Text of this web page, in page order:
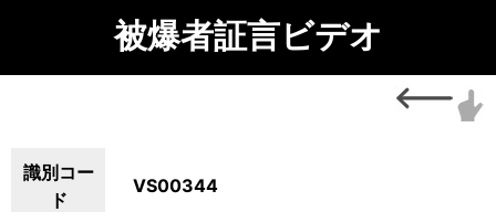
被爆者証言ビデオ
識別コー
ド
VS00344